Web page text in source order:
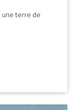
une terre de